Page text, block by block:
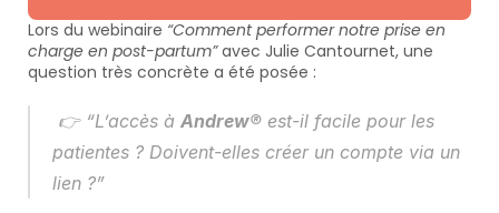
Lors du webinaire “Comment performer notre prise en
charge en post-partum” avec Julie Cantournet, une
question très concrète a été posée :
👉 “L’accès à Andrew® est-il facile pour les
patientes ? Doivent-elles créer un compte via un
lien ?”